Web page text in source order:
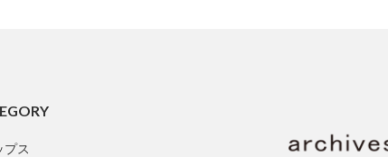
プス